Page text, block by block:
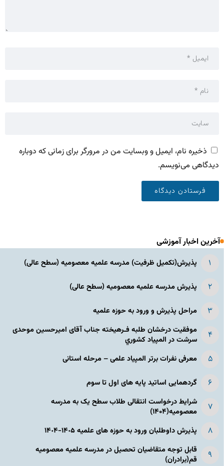
ذخیره نام، ایمیل و وبسایت من در مرورگر برای زمانی که دوباره
دیدگاهی می‌نویسم.
آخرین اخبار آموزشی
پذیرش(تکمیل ظرفیت) مدرسه علمیه معصومیه‌ (سطح عالی)
پذیرش مدرسه علمیه معصومیه‌ (سطح عالی)
مراحل پذیرش و ورود به حوزه علمیه
موفقیت درخشان طلبه فـرهیخته جناب آقای امیرحسین موحدی
سرشت در المپياد كشوري
معرفی نفرات برتر المپیاد علمی – مرحله استانی
گردهمایی اساتید پایه های اول تا سوم
شرایط درخواست انتقالی طلاب سطح یک به مدرسه
معصومیه(۱۴۰۴)
پذیرش داوطلبان ورود به حوزه های علمیه ١۴٠۵-١۴٠۴
قابل توجه متقاضیان تحصیل در مدرسه علمیه معصومیه
قم(برادران)